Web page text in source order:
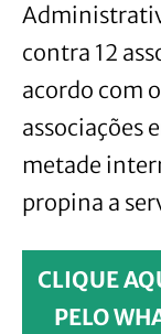
contra 12
acordo com
associações
metade
propina a
CLIQUE
PELO